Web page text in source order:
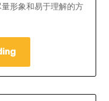
形象和易于理解的方